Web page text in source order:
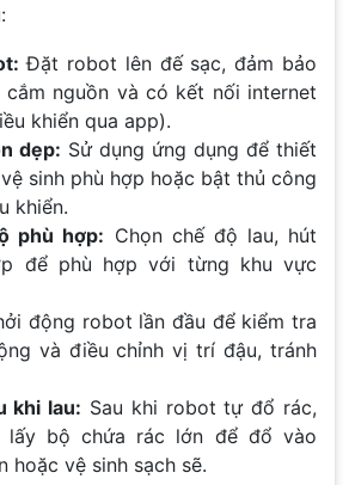
Đặt robot lên đế sạc, đảm bảo
nguồn và có kết nối internet
khiển qua app).
dẹp: Sử dụng ứng dụng để thiết
sinh phù hợp hoặc bật thủ công
khiển.
phù hợp: Chọn chế độ lau, hút
để phù hợp với từng khu vực
động robot lần đầu để kiểm tra
và điều chỉnh vị trí đậu, tránh
khi lau: Sau khi robot tự đổ rác,
lấy bộ chứa rác lớn để đổ vào
hoặc vệ sinh sạch sẽ.